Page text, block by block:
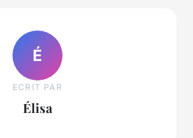
É
ECRIT PAR
Élisa